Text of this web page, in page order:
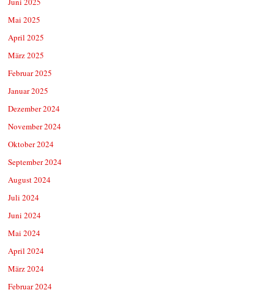
Mai 2025
April 2025
März 2025
Februar 2025
Januar 2025
Dezember 2024
November 2024
Oktober 2024
September 2024
August 2024
Juli 2024
Juni 2024
Mai 2024
April 2024
März 2024
Februar 2024